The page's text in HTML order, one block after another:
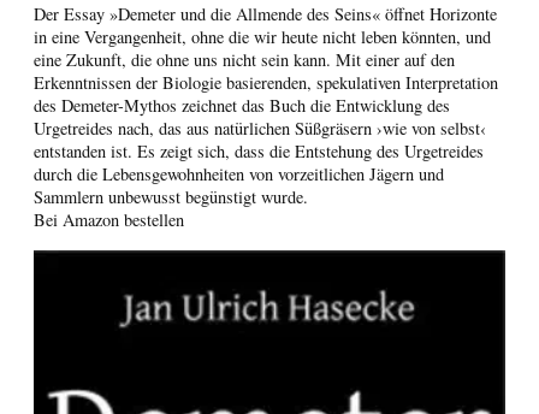
Der Essay »Demeter und die Allmende des Seins« öffnet Horizonte
in eine Vergangenheit, ohne die wir heute nicht leben könnten, und
eine Zukunft, die ohne uns nicht sein kann. Mit einer auf den
Erkenntnissen der Biologie basierenden, spekulativen Interpretation
des Demeter-Mythos zeichnet das Buch die Entwicklung des
Urgetreides nach, das aus natürlichen Süßgräsern ›wie von selbst‹
entstanden ist. Es zeigt sich, dass die Entstehung des Urgetreides
durch die Lebensgewohnheiten von vorzeitlichen Jägern und
Sammlern unbewusst begünstigt wurde.
Bei Amazon bestellen